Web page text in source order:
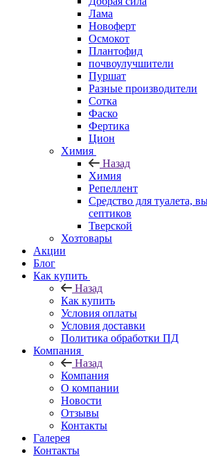
Лама
Новоферт
Осмокот
Плантофид
почвоулучшители
Пуршат
Разные производители
Сотка
Фаско
Фертика
Цион
Химия
Назад
Химия
Репеллент
Средство для туалета,
септиков
Тверской
Хозтовары
Акции
Блог
Как купить
Назад
Как купить
Условия оплаты
Условия доставки
Политика обработки ПД
Компания
Назад
Компания
О компании
Новости
Отзывы
Контакты
Галерея
Контакты